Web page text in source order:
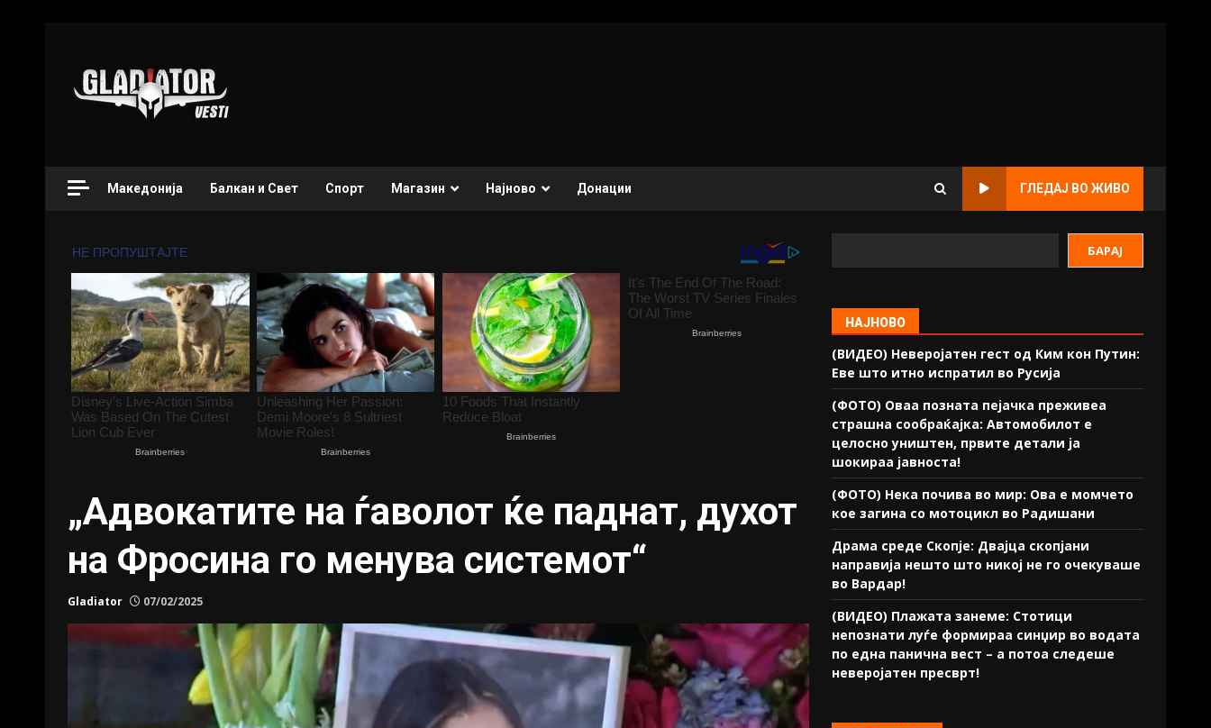
Македонија Балкан и Свет Спорт Магазин Најново Донации ГЛЕДАЈ ВО ЖИВО
„Адвокатите на ѓаволот ќе паднат, духот
на Фросина го менува системот“
Gladiator 07/02/2025
БАРАЈ
НАЈНОВО
(ВИДЕО) Неверојатен гест од Ким кон Путин:
Еве што итно испратил во Русија
(ФОТО) Оваа позната пејачка преживеа
страшна сообраќајка: Автомобилот е
целосно уништен, првите детали ја
шокираа јавноста!
(ФОТО) Нека почива во мир: Ова е момчето
кое загина со мотоцикл во Радишани
Драма среде Скопје: Двајца скопјани
направија нешто што никој не го очекуваше
во Вардар!
(ВИДЕО) Плажата занеме: Стотици
непознати луѓе формираа синџир во водата
по една панична вест – а потоа следеше
неверојатен пресврт!